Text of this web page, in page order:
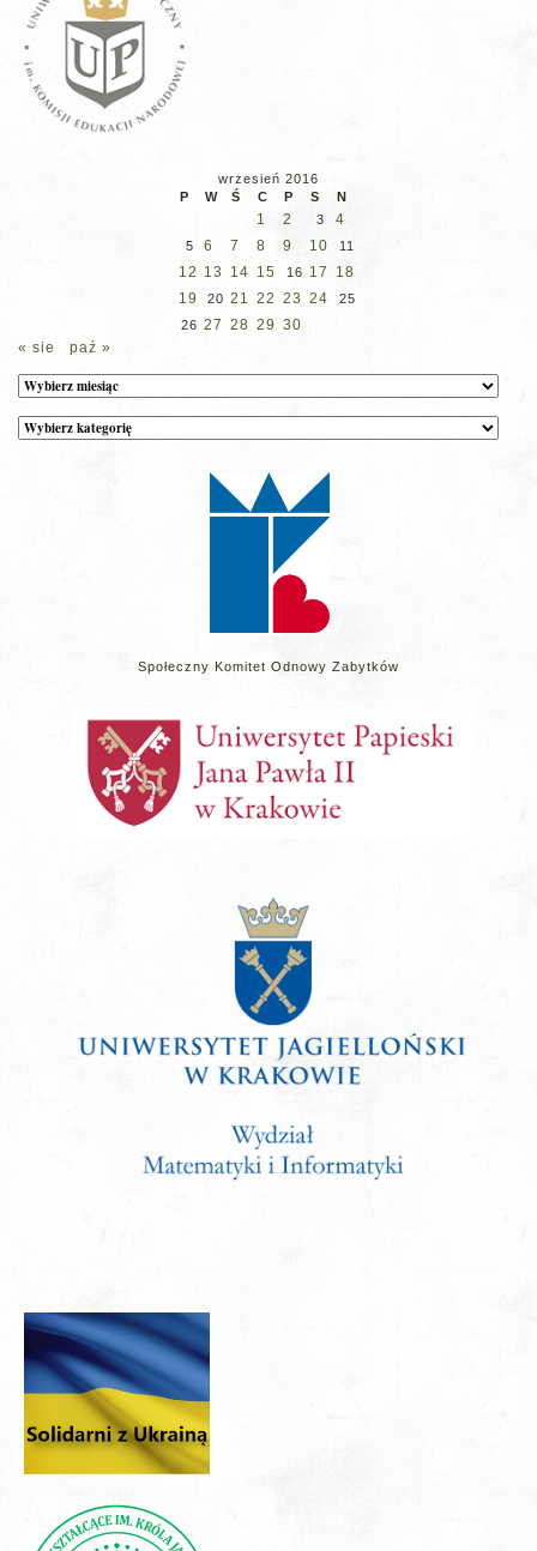
wrzesień 2016
P
W Ś C P S N
1 2 3 4
5 6 7 8 9 10 11
12 13 14 15 16 17
18
19
20 21 22 23 24
25
26 27 28 29 30
« sie
paź »
Archiwum
Kategorie
wpisów
Społeczny Komitet Odnowy Zabytków